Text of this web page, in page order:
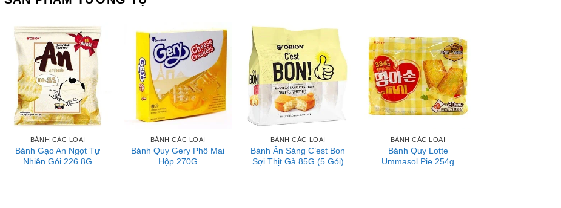
BÁNH CÁC LOẠI
Bánh Gạo An Ngọt Tự
Nhiên Gói 226.8G
BÁNH CÁC LOẠI
Bánh Quy Gery Phô Mai
Hộp 270G
BÁNH CÁC LOẠI
Bánh Ăn Sáng C’est Bon
Sợi Thịt Gà 85G (5 Gói)
BÁNH CÁC LOẠI
Bánh Quy Lotte
Ummasol Pie 254g